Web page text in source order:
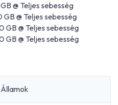
@ Teljes sebesség
@ Teljes sebesség
GB @ Teljes sebesség
GB @ Teljes sebesség